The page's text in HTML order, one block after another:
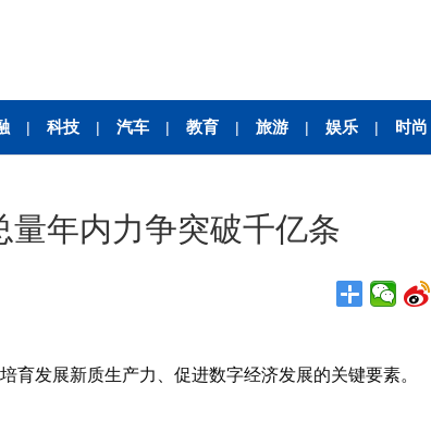
| 科技 | 汽车 | 教育 | 旅游 | 娱乐 | 时尚
量年内力争突破千亿条
发展新质生产力、促进数字经济发展的关键要素。